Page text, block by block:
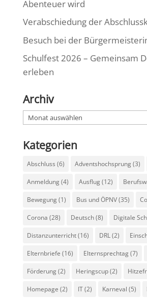
Abenteuer wird
Verabschiedung der
Besuch bei der
Schulfest 2026 – Gemeinsam
erleben
Archiv
Archiv
Kategorien
Abschluss (6) Adventshochsprung(3)
Anmeldung(4) Ausflug(12)
Bewegung(1) Bus und ÖPNV(35)
Corona (28) Deutsch(8) Digitale
Distanzunterricht(16) DRL(2)
Elternbriefe (16) Elternsprechtag(7)
Förderung(2) Heringscup(2)
Homepage (2) IT(2) Karneval (5)